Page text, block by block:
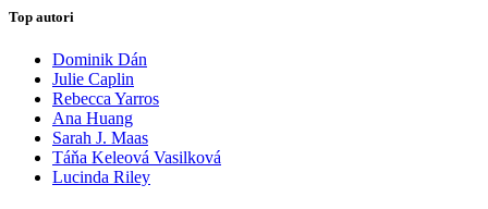
Top autori
Dominik Dán
Julie Caplin
Rebecca Yarros
Ana Huang
Sarah J. Maas
Táňa Keleová Vasilková
Lucinda Riley